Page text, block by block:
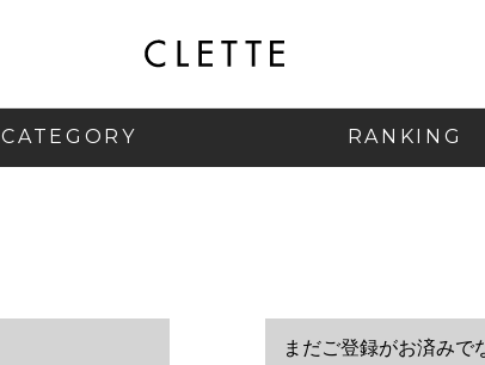
CATEGORY RANKING
まだご登録がお済みで